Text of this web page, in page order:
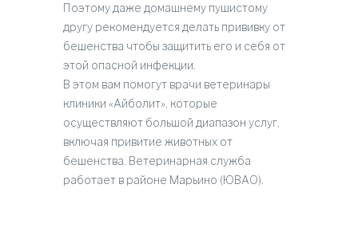
Поэтому даже домашнему пушистому
другу рекомендуется делать прививку от
бешенства чтобы защитить его и себя от
этой опасной инфекции.
В этом вам помогут врачи ветеринары
клиники «Айболит», которые
осуществляют большой диапазон услуг,
включая привитие животных от
бешенства. Ветеринарная служба
работает в районе Марьино (ЮВАО).